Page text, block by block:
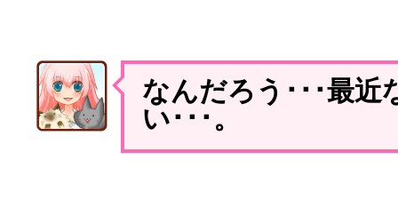
なんだろう･･･最近
い･･･。